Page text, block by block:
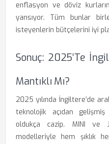
enflasyon ve döviz
yansıyor. Tüm bunlar
isteyenlerin bütçelerini iyi
Sonuç: 2025’te
Mantıklı Mı?
2025 yılında İngiltere’de
teknolojik açıdan
oldukça cazip. MINI ve
modelleriyle hem şıklık